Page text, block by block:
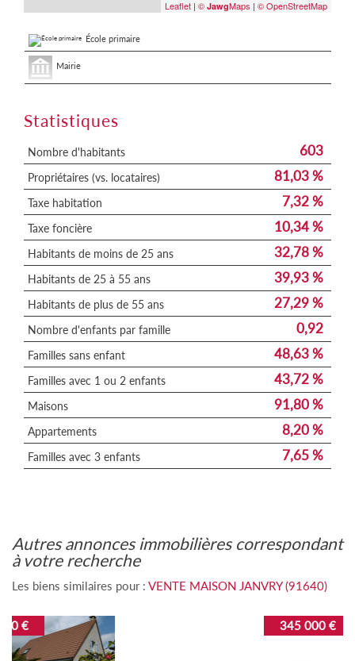
Leaflet | © JawgMaps | © OpenStreetMap
École primaire
Mairie
Statistiques
Nombre d'habitants 603
Propriétaires (vs. locataires) 81,03 %
Taxe habitation 7,32 %
Taxe foncière 10,34 %
Habitants de moins de 25 ans 32,78 %
Habitants de 25 à 55 ans 39,93 %
Habitants de plus de 55 ans 27,29 %
Nombre d'enfants par famille 0,92
Familles sans enfant 48,63 %
Familles avec 1 ou 2 enfants 43,72 %
Maisons 91,80 %
Appartements 8,20 %
Familles avec 3 enfants 7,65 %
autres annonces immobilières correspondant
à votre recherche
Les biens similaires pour : VENTE MAISON JANVRY (91640)